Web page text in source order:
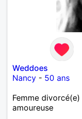
Weddoes
Nancy - 50 ans
Femme
amoureuse